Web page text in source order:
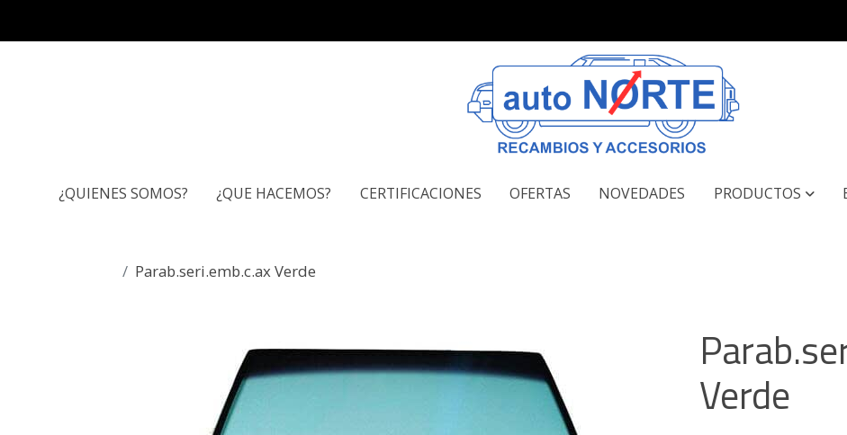
¿QUIENES SOMOS? ¿QUE HACEMOS? CERTIFICACIONES OFERTAS NOVEDADES PRODUCTOS
Parab.seri.emb.c.ax Verde
Verde